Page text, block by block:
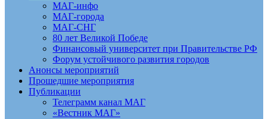
МАГ-инфо
МАГ-города
МАГ-СНГ
80 лет Великой Победе
Финансовый университет при Правительстве РФ
Форум устойчивого развития городов
Анонсы мероприятий
Прошедшие мероприятия
Публикации
Телеграмм канал МАГ
«Вестник МАГ»